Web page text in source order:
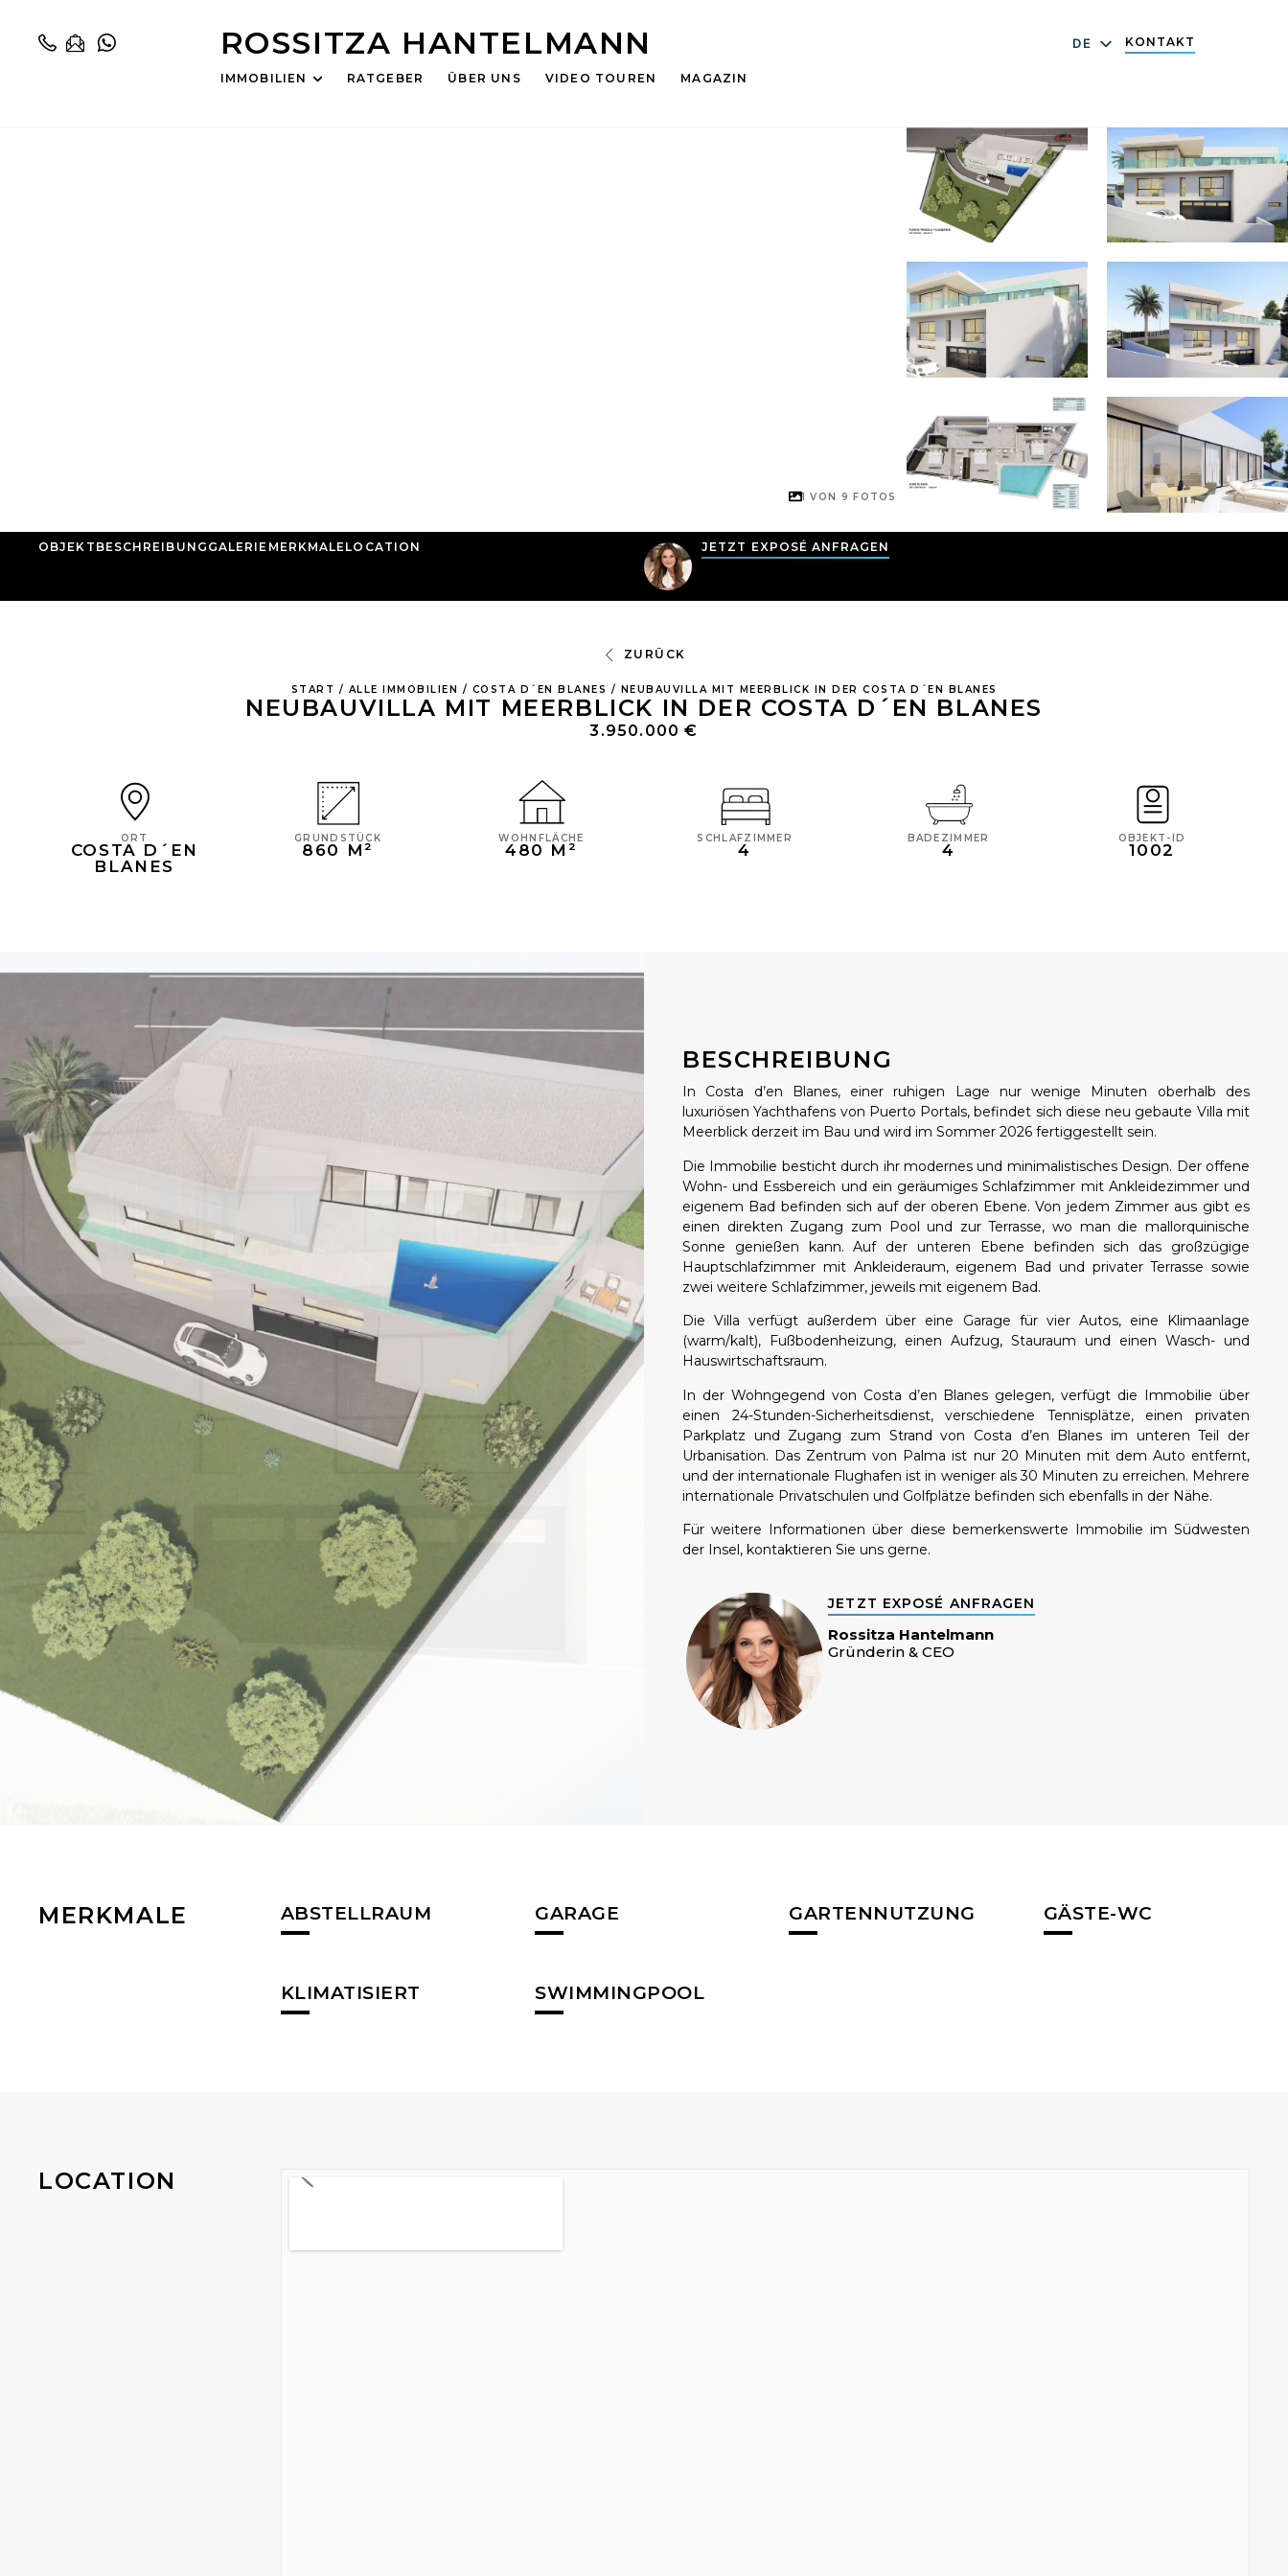
ROSSITZA HANTELMANN
IMMOBILIEN RATGEBER ÜBER UNS VIDEO TOUREN MAGAZIN
DE KONTAKT
1 VON 9 FOTOS
OBJEKTBESCHREIBUNG GALERIE MERKMALELOCATION JETZT EXPOSÉ ANFRAGEN
ZURÜCK
START / ALLE IMMOBILIEN / COSTA D´EN BLANES / NEUBAUVILLA MIT MEERBLICK IN DER COSTA D´EN BLANES
NEUBAUVILLA MIT MEERBLICK IN DER COSTA D´EN BLANES
3.950.000 €
ORT
COSTA D´EN
BLANES
GRUNDSTÜCK
860 M²
WOHNFLÄCHE
480 M²
SCHLAFZIMMER
4
BADEZIMMER
4
OBJEKT-ID
1002
BESCHREIBUNG
In Costa d’en Blanes, einer ruhigen Lage nur wenige Minuten oberhalb des
luxuriösen Yachthafens von Puerto Portals, befindet sich diese neu gebaute Villa mit
Meerblick derzeit im Bau und wird im Sommer 2026 fertiggestellt sein.
Die Immobilie besticht durch ihr modernes und minimalistisches Design. Der offene
Wohn- und Essbereich und ein geräumiges Schlafzimmer mit Ankleidezimmer und
eigenem Bad befinden sich auf der oberen Ebene. Von jedem Zimmer aus gibt es
einen direkten Zugang zum Pool und zur Terrasse, wo man die mallorquinische
Sonne genießen kann. Auf der unteren Ebene befinden sich das großzügige
Hauptschlafzimmer mit Ankleideraum, eigenem Bad und privater Terrasse sowie
zwei weitere Schlafzimmer, jeweils mit eigenem Bad.
Die Villa verfügt außerdem über eine Garage für vier Autos, eine Klimaanlage
(warm/kalt), Fußbodenheizung, einen Aufzug, Stauraum und einen Wasch- und
Hauswirtschaftsraum.
In der Wohngegend von Costa d’en Blanes gelegen, verfügt die Immobilie über
einen 24-Stunden-Sicherheitsdienst, verschiedene Tennisplätze, einen privaten
Parkplatz und Zugang zum Strand von Costa d’en Blanes im unteren Teil der
Urbanisation. Das Zentrum von Palma ist nur 20 Minuten mit dem Auto entfernt,
und der internationale Flughafen ist in weniger als 30 Minuten zu erreichen. Mehrere
internationale Privatschulen und Golfplätze befinden sich ebenfalls in der Nähe.
Für weitere Informationen über diese bemerkenswerte Immobilie im Südwesten
der Insel, kontaktieren Sie uns gerne.
JETZT EXPOSÉ ANFRAGEN
Rossitza Hantelmann
Gründerin & CEO
MERKMALE ABSTELLRAUM GARAGE GARTENNUTZUNG GÄSTE-WC
KLIMATISIERT SWIMMINGPOOL
LOCATION